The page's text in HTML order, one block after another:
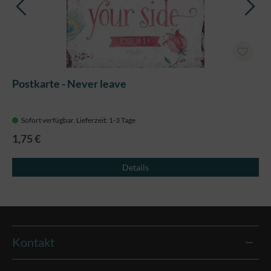
Postkarte - Never leave
Sofort verfügbar, Lieferzeit: 1-3 Tage
1,75 €
Details
Kontakt